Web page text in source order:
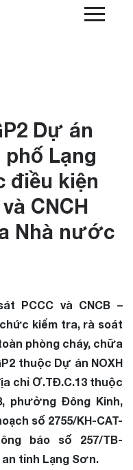
Dự án
phố Lạng
điều kiện
CNCH
Nhà nước
PCCC và CNCB –
kiểm tra, rà soát
phòng cháy, chữa
thuộc Dự án NOXH
chỉ Ơ.TĐ.C.13 thuộc
phường Đông Kinh,
số 2755/KH-CAT-
báo số 257/TB-
an tỉnh Lạng Sơn.